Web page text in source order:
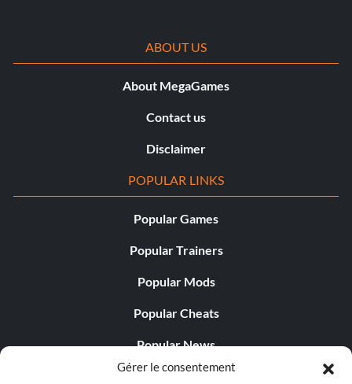
Gérer le consentement
ABOUT US
About MegaGames
Contact us
Disclaimer
POPULAR LINKS
Popular Games
Popular Trainers
Popular Mods
Popular Cheats
Popular News
Popular Editorials